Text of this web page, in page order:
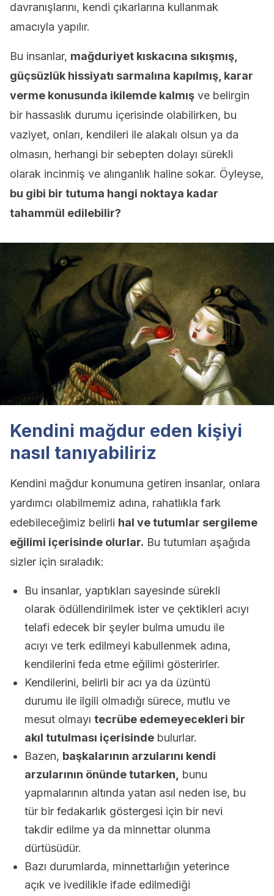
davranışlarını, kendi çıkarlarına kullanmak
amacıyla yapılır.
Bu insanlar, mağduriyet kıskacına sıkışmış,
güçsüzlük hissiyatı sarmalına kapılmış, karar
verme konusunda ikilemde kalmış ve belirgin
bir hassaslık durumu içerisinde olabilirken, bu
vaziyet, onları, kendileri ile alakalı olsun ya da
olmasın, herhangi bir sebepten dolayı sürekli
olarak incinmiş ve alınganlık haline sokar. Öyleyse,
bu gibi bir tutuma hangi noktaya kadar
tahammül edilebilir?
Kendini mağdur eden kişiyi
nasıl tanıyabiliriz
Kendini mağdur konumuna getiren insanlar, onlara
yardımcı olabilmemiz adına, rahatlıkla fark
edebileceğimiz belirli hal ve tutumlar sergileme
eğilimi içerisinde olurlar. Bu tutumları aşağıda
sizler için sıraladık:
Bu insanlar, yaptıkları sayesinde sürekli
olarak ödüllendirilmek ister ve çektikleri acıyı
telafi edecek bir şeyler bulma umudu ile
acıyı ve terk edilmeyi kabullenmek adına,
kendilerini feda etme eğilimi gösterirler.
Kendilerini, belirli bir acı ya da üzüntü
durumu ile ilgili olmadığı sürece, mutlu ve
mesut olmayı tecrübe edemeyecekleri bir
akıl tutulması içerisinde bulurlar.
Bazen, başkalarının arzularını kendi
arzularının önünde tutarken,
bunu
yapmalarının altında yatan asıl neden ise, bu
tür bir fedakarlık göstergesi için bir nevi
takdir edilme ya da minnettar olunma
dürtüsüdür.
Bazı durumlarda, minnettarlığın yeterince
açık ve ivedilikle ifade edilmediği